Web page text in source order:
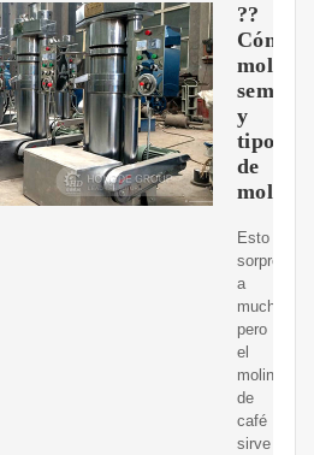
??
Cómo
moler
semillas
y
tipos
de
Esto
a
muchos,
pero
el
molinillo
de
café
sirve